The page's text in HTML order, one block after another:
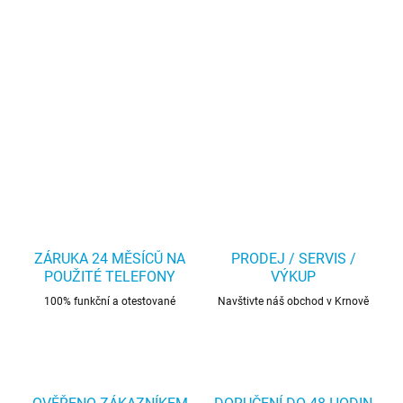
ZÁRUKA 24 MĚSÍCŮ NA
POUŽITÉ TELEFONY
100% funkční a otestované
PRODEJ / SERVIS /
VÝKUP
Navštivte náš obchod v Krnově